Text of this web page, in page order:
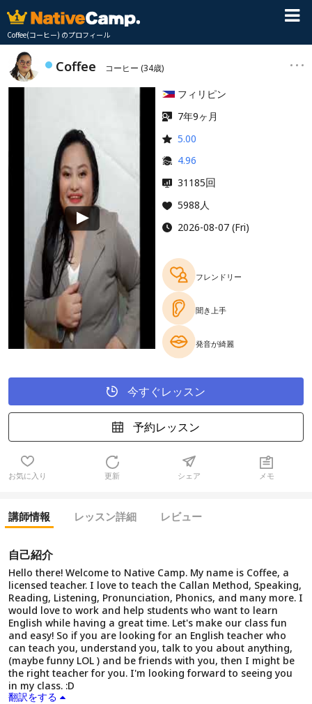
Coffee(コーヒー) のプロフィール
Coffee コーヒー (34歳)
フィリピン
7年9ヶ月
5.00
4.96
31185回
5988人
2026-08-07 (Fri)
フレンドリー
聞き上手
発音が綺麗
今すぐレッスン
予約レッスン
お気に入り 更新 シェア メモ
講師情報 レッスン詳細 レビュー
自己紹介
Hello there! Welcome to Native Camp. My name is Coffee, a
licensed teacher. I love to teach the Callan Method, Speaking,
Reading, Listening, Pronunciation, Phonics, and many more. I
would love to work and help students who want to learn
English while having a great time. Let's make our class fun
and easy! So if you are looking for an English teacher who
can teach you, understand you, talk to you about anything,
(maybe funny LOL ) and be friends with you, then I might be
the right teacher for you. I'm looking forward to seeing you
in my class. :D
翻訳をする